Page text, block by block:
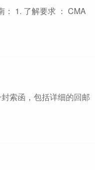
： 1. 了解要求 ： CMA
索函，包括详细的回邮